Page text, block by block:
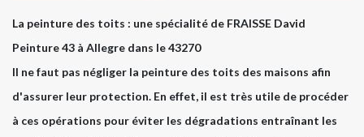
La peinture des toits : une spécialité de FRAISSE David
Peinture 43 à Allegre dans le 43270
Il ne faut pas négliger la peinture des toits des maisons afin
d'assurer leur protection. En effet, il est très utile de procéder
à ces opérations pour éviter les dégradations entraînant les